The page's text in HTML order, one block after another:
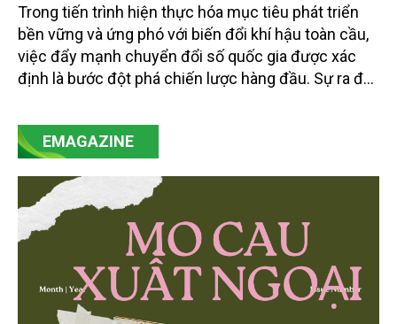
Trong tiến trình hiện thực hóa mục tiêu phát triển
bền vững và ứng phó với biến đổi khí hậu toàn cầu,
việc đẩy mạnh chuyển đổi số quốc gia được xác
định là bước đột phá chiến lược hàng đầu. Sự ra đời
mạnh mẽ, thúc đẩy quá trình cải cách toàn diện,
minh bạch hóa chuỗi cung ứng và nâng cao hiệu
then chốt là nông nghiệp và môi trường.
EMAGAZINE